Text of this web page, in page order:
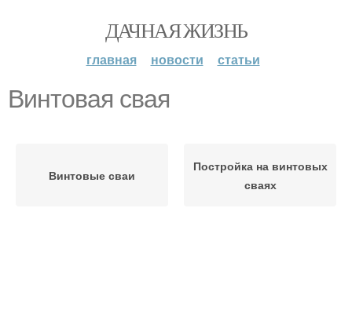
ДАЧНАЯ ЖИЗНЬ
главная новости статьи
Винтовая свая
Винтовые сваи
Постройка на винтовых
сваях